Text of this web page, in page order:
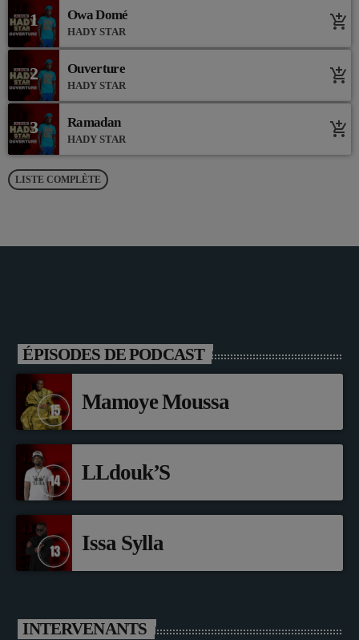
1 Owa Domé
HADY STAR add_shopping_cart
2 Ouverture
HADY STAR add_shopping_cart
3 Ramadan
HADY STAR add_shopping_cart
LISTE COMPLÈTE
ÉPISODES DE PODCAST
Mamoye Moussa
LLdouk’S
Issa Sylla
INTERVENANTS